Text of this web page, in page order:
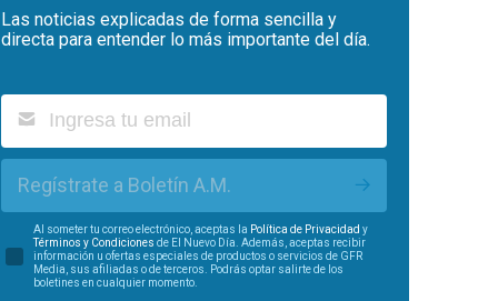
Las noticias explicadas de forma sencilla y
directa para entender lo más importante del día.
Regístrate a Boletín A.M.
Al someter tu correo electrónico, aceptas la Política de Privacidad y
Términos y Condiciones de El Nuevo Día. Además, aceptas recibir
información u ofertas especiales de productos o servicios de GFR
Media, sus afiliadas o de terceros. Podrás optar salirte de los
boletines en cualquier momento.